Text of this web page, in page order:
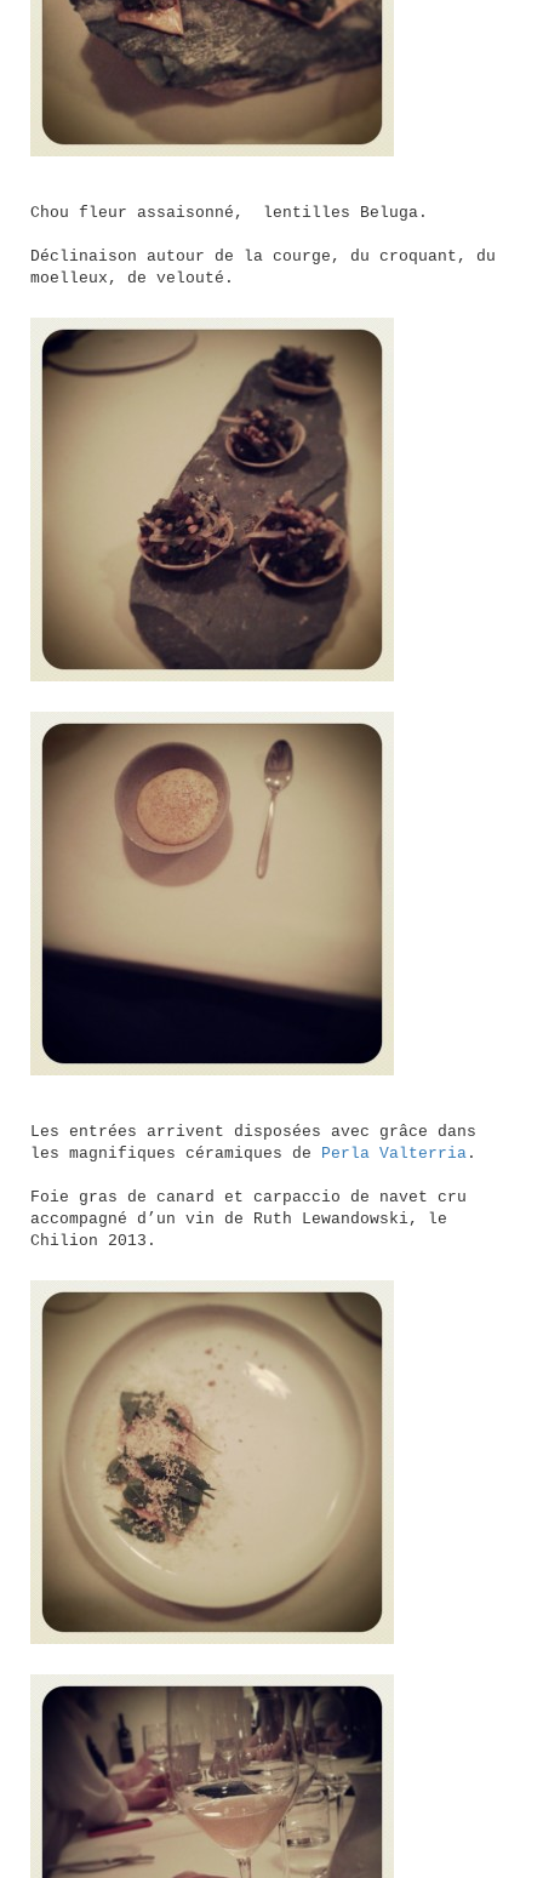
Chou fleur assaisonné, lentilles Beluga.
Déclinaison autour de la courge, du croquant, du
moelleux, de velouté.
Les entrées arrivent disposées avec grâce dans
les magnifiques céramiques de Perla Valterria .
Foie gras de canard et carpaccio de navet cru
accompagné d’un vin de Ruth Lewandowski, le
Chilion 2013.